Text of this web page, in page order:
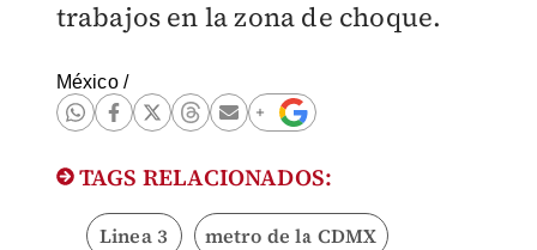
trabajos en la zona de choque.
México/
TAGS RELACIONADOS:
Linea 3 metro de la CDMX